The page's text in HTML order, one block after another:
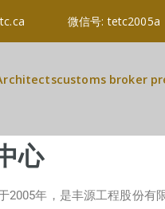
微信号: tetc2005a
customs broker
心
2005年，是丰源工程股份有